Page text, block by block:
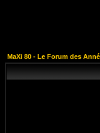
MaXi 80 - Le Forum des